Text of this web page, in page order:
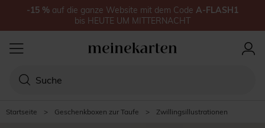
Startseite > Geschenkboxen zur Taufe > Zwillingsillustrationen
-15 % auf die ganze Website mit dem Code A-FLASH1
bis HEUTE UM MITTERNACHT